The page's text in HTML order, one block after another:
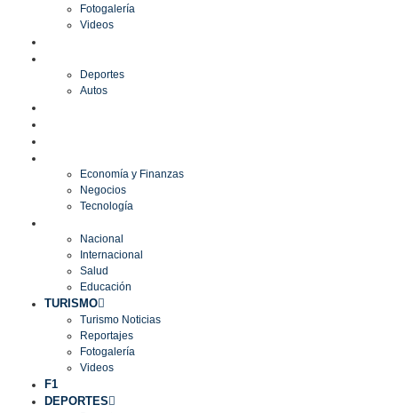
Fotogalería
Videos
Deportes
Autos
Economía y Finanzas
Negocios
Tecnología
Nacional
Internacional
Salud
Educación
TURISMO
Turismo Noticias
Reportajes
Fotogalería
Videos
F1
DEPORTES